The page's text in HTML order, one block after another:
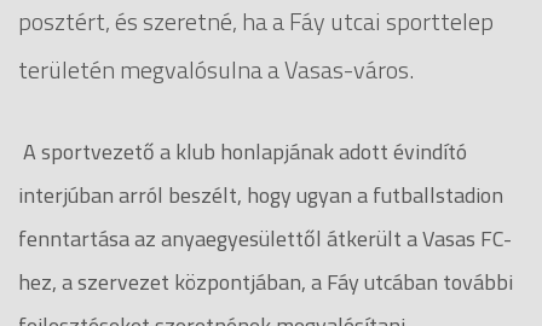
posztért, és szeretné, ha a Fáy utcai sporttelep
területén megvalósulna a Vasas-város.
A sportvezető a klub honlapjának adott évindító
interjúban arról beszélt, hogy ugyan a futballstadion
fenntartása az anyaegyesülettől átkerült a Vasas FC-
hez, a szervezet központjában, a Fáy utcában további